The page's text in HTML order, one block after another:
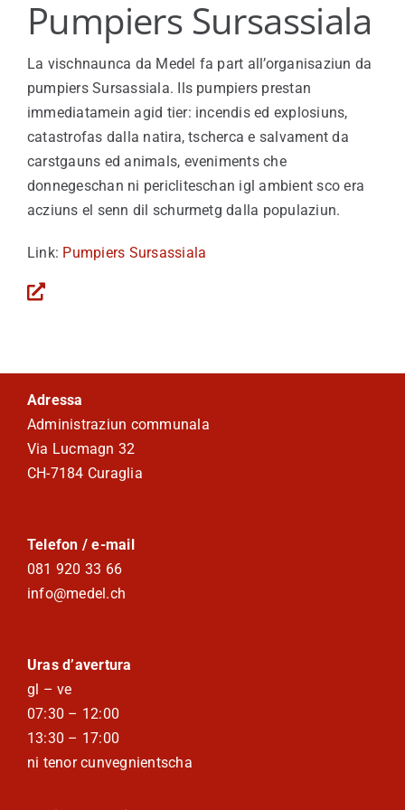
Viver a Medel
Turissem
Pumpiers Sursassiala
La vischnaunca da Medel fa part all’organisaziun da
pumpiers Sursassiala. Ils pumpiers prestan
immediatamein agid tier: incendis ed explosiuns,
catastrofas dalla natira, tscherca e salvament da
carstgauns ed animals, eveniments che
donnegeschan ni pericliteschan igl ambient sco era
acziuns el senn dil schurmetg dalla populaziun.
Link: Pumpiers Sursassiala
Adressa
Administraziun communala
Via Lucmagn 32
CH-7184 Curaglia
Telefon / e-mail
081 920 33 66
info@medel.ch
Uras d’avertura
gl – ve
07:30 – 12:00
13:30 – 17:00
ni tenor cunvegnientscha